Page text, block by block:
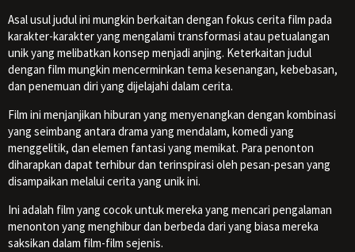
Asal usul judul ini mungkin berkaitan dengan fokus cerita film pada
karakter-karakter yang mengalami transformasi atau petualangan
unik yang melibatkan konsep menjadi anjing. Keterkaitan judul
dengan film mungkin mencerminkan tema kesenangan, kebebasan,
dan penemuan diri yang dijelajahi dalam cerita.
Film ini menjanjikan hiburan yang menyenangkan dengan kombinasi
yang seimbang antara drama yang mendalam, komedi yang
menggelitik, dan elemen fantasi yang memikat. Para penonton
diharapkan dapat terhibur dan terinspirasi oleh pesan-pesan yang
disampaikan melalui cerita yang unik ini.
Ini adalah film yang cocok untuk mereka yang mencari pengalaman
menonton yang menghibur dan berbeda dari yang biasa mereka
saksikan dalam film-film sejenis.